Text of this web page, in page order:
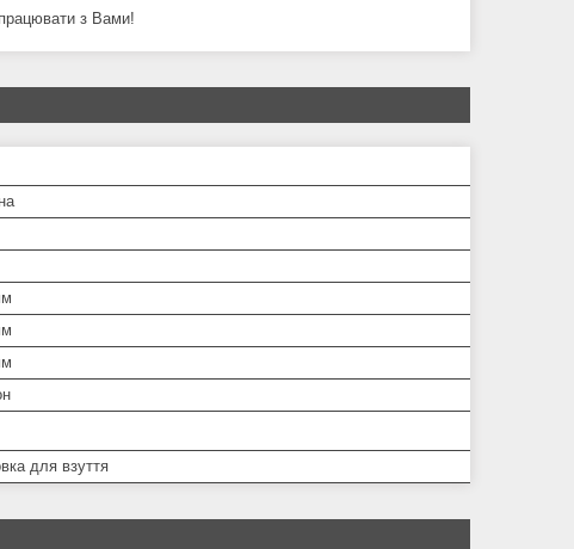
з Вами!
для взуття